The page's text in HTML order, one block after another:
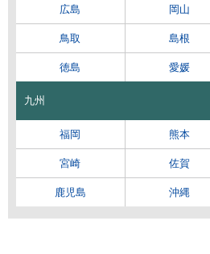
広島 岡山
鳥取 島根
徳島 愛媛
九州
福岡 熊本
宮崎 佐賀
鹿児島 沖縄